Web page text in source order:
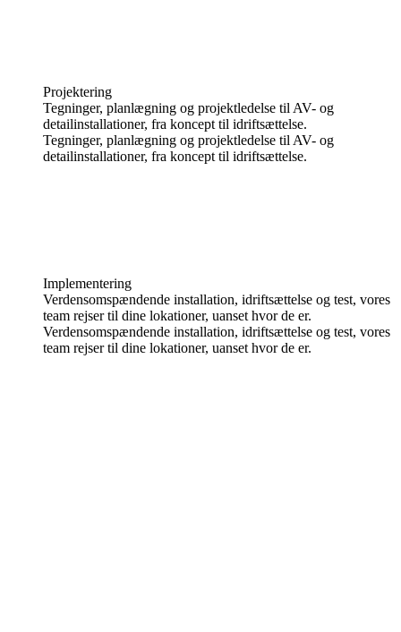
Projektering
Tegninger, planlægning og projektledelse til AV- og
detailinstallationer, fra koncept til idriftsættelse.
Tegninger, planlægning og projektledelse til AV- og
detailinstallationer, fra koncept til idriftsættelse.
Implementering
Verdensomspændende installation, idriftsættelse og test, vores
team rejser til dine lokationer, uanset hvor de er.
Verdensomspændende installation, idriftsættelse og test, vores
team rejser til dine lokationer, uanset hvor de er.